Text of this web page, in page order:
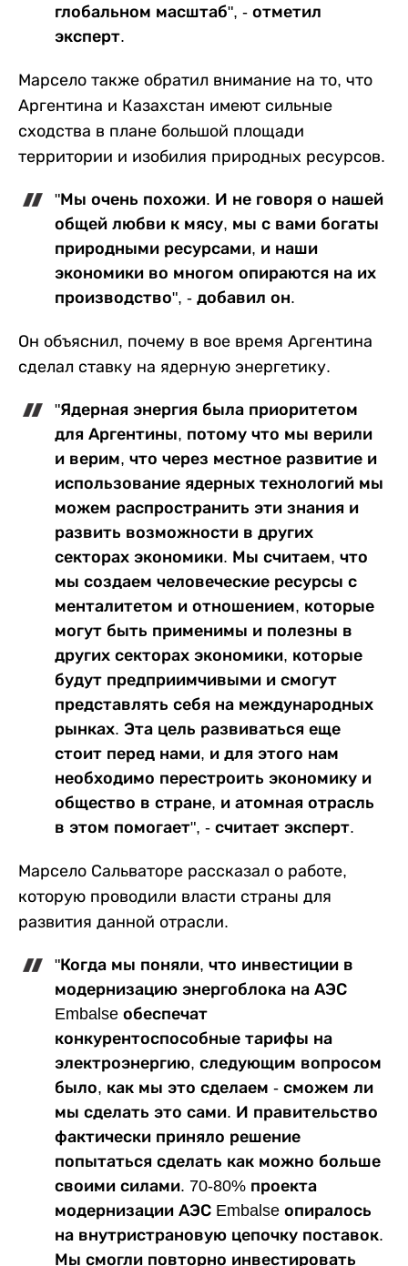
глобальном масштаб", - отметил
эксперт.
Марсело также обратил внимание на то, что
Аргентина и Казахстан имеют сильные
сходства в плане большой площади
территории и изобилия природных ресурсов.
"Мы очень похожи. И не говоря о нашей
общей любви к мясу, мы с вами богаты
природными ресурсами, и наши
экономики во многом опираются на их
производство", - добавил он.
Он объяснил, почему в вое время Аргентина
сделал ставку на ядерную энергетику.
"Ядерная энергия была приоритетом
для Аргентины, потому что мы верили
и верим, что через местное развитие и
использование ядерных технологий мы
можем распространить эти знания и
развить возможности в других
секторах экономики. Мы считаем, что
мы создаем человеческие ресурсы с
менталитетом и отношением, которые
могут быть применимы и полезны в
других секторах экономики, которые
будут предприимчивыми и смогут
представлять себя на международных
рынках. Эта цель развиваться еще
стоит перед нами, и для этого нам
необходимо перестроить экономику и
общество в стране, и атомная отрасль
в этом помогает", - считает эксперт.
Марсело Сальваторе рассказал о работе,
которую проводили власти страны для
развития данной отрасли.
"Когда мы поняли, что инвестиции в
модернизацию энергоблока на АЭС
Embalse обеспечат
конкурентоспособные тарифы на
электроэнергию, следующим вопросом
было, как мы это сделаем - сможем ли
мы сделать это сами. И правительство
фактически приняло решение
попытаться сделать как можно больше
своими силами. 70-80% проекта
модернизации АЭС Embalse опиралось
на внутристрановую цепочку поставок.
Мы смогли повторно инвестировать